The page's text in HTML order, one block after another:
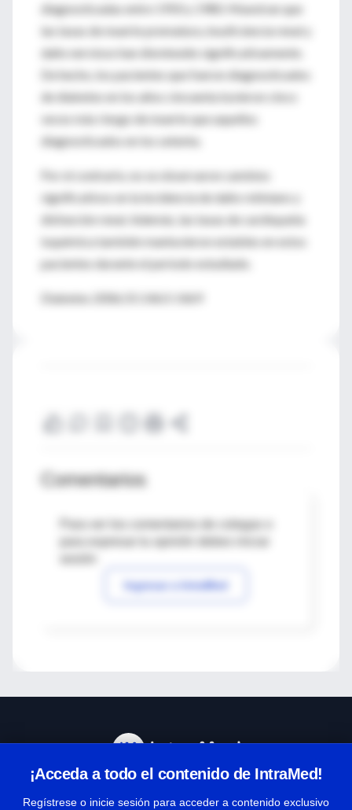
diagnosticadas entre 1950 y 1980. Muestran que
las tasas de muerte prematura, insuficiencia renal y
daño nervioso han disminuido significativamente.
De hecho, los pacientes que fueron diagnosticados
de diabetes en los años cincuenta tuvieron cinco
veces más riesgo de muerte que aquellos
diagnosticados en los setenta.
Por el contrario, no se observaron cambios
significativos en la incidencia de daño retiniano y
disfunción renal. Además, las tasas de cardiopatía
isquémica también mantuvieron estables en estos
pacientes durante el período estudiado.
Diabetes 2006;55:1463-1469
Comentarios
Para ver los comentarios de colegas o
Ingresar a IntraMed
¡Acceda a todo el contenido de IntraMed!
Regístrese o inicie sesión para acceder a contenido exclusivo